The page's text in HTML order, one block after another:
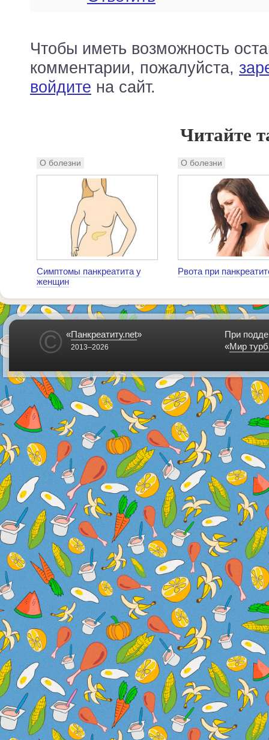
Чтобы иметь возможность
комментарии, пожалуйста,
войдите на сайт.
Читайте
О болезни
Симптомы панкреатита у
женщин
О болезни
Рвота при
© «Панкреатиту.net»
2013–2026
При
«Мир